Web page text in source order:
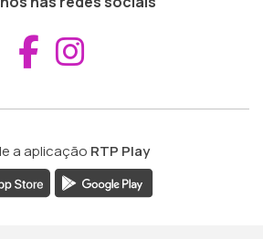
Aceder ao
a aplicação RTP Play